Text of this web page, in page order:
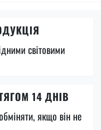
світовими
14 ДНІВ
якщо він не